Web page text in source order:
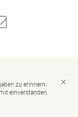
zu erinnern.
einverstanden.